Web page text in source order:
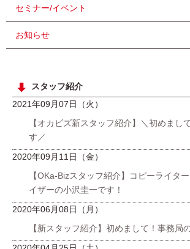
セミナー/イベント
お知らせ
スタッフ紹介
2021年09月07日（火）
【オカビズ新スタッフ紹介】＼初めまし
す／
2020年09月11日（金）
【OKa-Bizスタッフ紹介】コピーライタ
イザーの小沢圭一です！
2020年06月08日（月）
【新スタッフ紹介】初めまして！事務局